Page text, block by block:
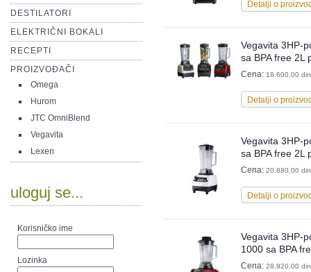
DESTILATORI
ELEKTRIČNI BOKALI
RECEPTI
PROIZVOĐAČI
Omega
Hurom
JTC OmniBlend
Vegavita
Lexen
uloguj se...
Korisničko ime
Lozinka
Detalji o
Vegavita 3HP-
sa BPA free 2L
Cena: 18.600,00 din
Detalji o
Vegavita 3HP-
sa BPA free 2L
Cena: 20.880,00 din
Detalji o
Vegavita 3HP-
1000 sa BPA
Cena: 28.920,00 din